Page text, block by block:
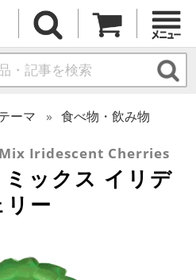
ーマ 食べ物・飲み物
Iridescent Cherries
ックス イリデ
ー